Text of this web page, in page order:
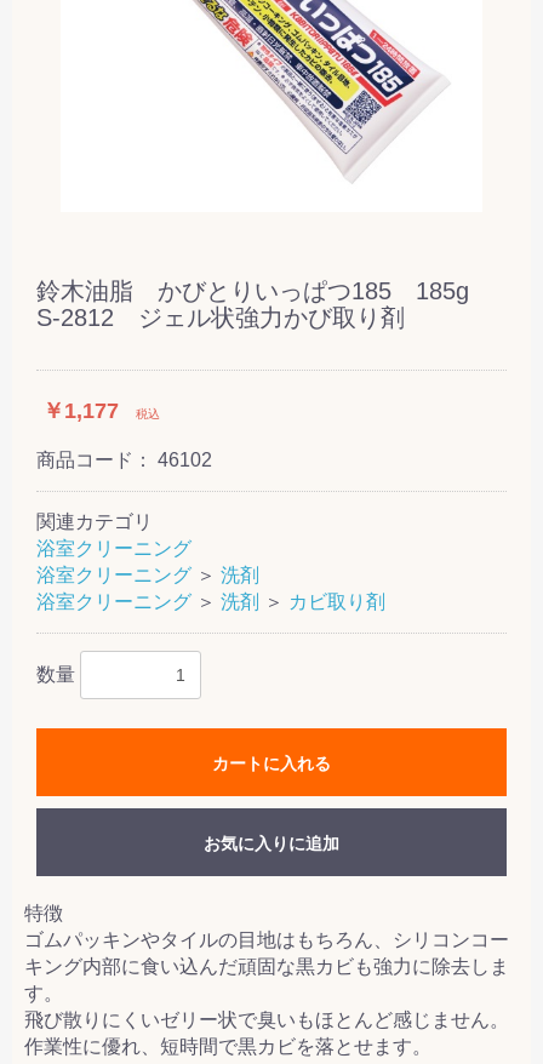
鈴木油脂 かびとりいっぱつ185 185g
S-2812 ジェル状強力かび取り剤
￥1,177 税込
商品コード： 46102
関連カテゴリ
浴室クリーニング
浴室クリーニング ＞ 洗剤
浴室クリーニング ＞ 洗剤 ＞ カビ取り剤
数量
カートに入れる
お気に入りに追加
特徴
ゴムパッキンやタイルの目地はもちろん、シリコンコー
キング内部に食い込んだ頑固な黒カビも強力に除去しま
す。
飛び散りにくいゼリー状で臭いもほとんど感じません。
作業性に優れ、短時間で黒カビを落とせます。